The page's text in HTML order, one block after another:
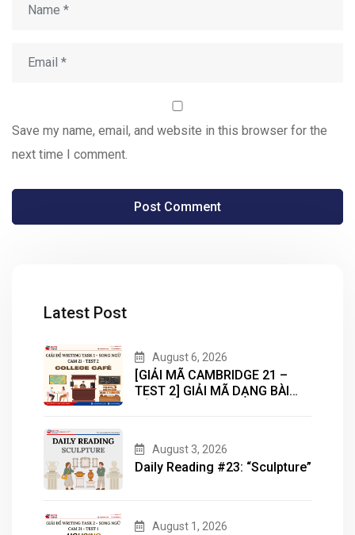
Save my name, email, and website in this browser for the
next time I comment.
Latest Post
August 6, 2026
[GIẢI MÃ CAMBRIDGE 21 –
TEST 2] GIẢI MÃ DẠNG BÀI
August 3, 2026
Daily Reading #23: “Sculpture”
August 1, 2026